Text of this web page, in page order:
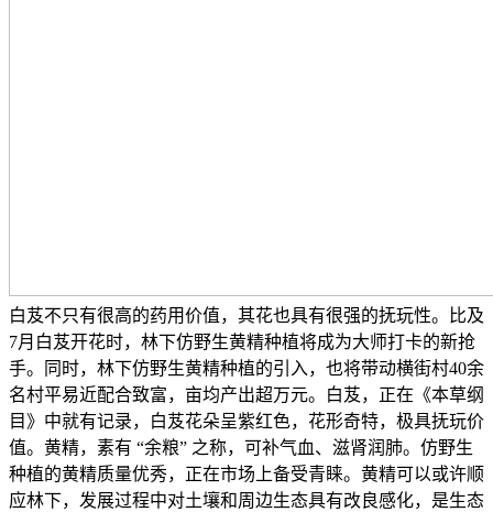
白芨不只有很高的药用价值，其花也具有很强的抚玩性。比及
7月白芨开花时，林下仿野生黄精种植将成为大师打卡的新抢
手。同时，林下仿野生黄精种植的引入，也将带动横街村40余
名村平易近配合致富，亩均产出超万元。白芨，正在《本草纲
目》中就有记录，白芨花朵呈紫红色，花形奇特，极具抚玩价
值。黄精，素有 “余粮” 之称，可补气血、滋肾润肺。仿野生
种植的黄精质量优秀，正在市场上备受青睐。黄精可以或许顺
应林下，发展过程中对土壤和周边生态具有改良感化，是生态